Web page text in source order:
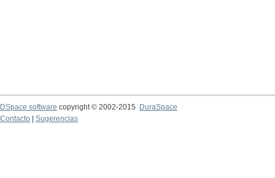
DSpace software copyright © 2002-2015
DuraSpace
Contacto
Sugerencias